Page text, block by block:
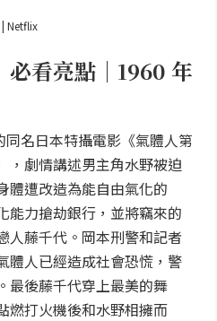
Netflix
必看亮點｜1960 年
名日本特攝電影《氣體人第
，劇情講述男主角水野被迫
體遭改造為能自由氣化的
能力搶劫銀行，並將竊來的
人藤千代。岡本刑警和記者
體人已經造成社會恐慌，警
最後藤千代穿上最美的舞
燃打火機後和水野相擁而